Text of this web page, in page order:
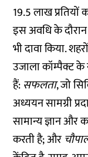
19.5 लाख प्रतियों
इस अवधि के दौरान
भी दावा किया.
उजाला कॉम्पैक्ट
हैं:सफलता, जो
अध्ययन सामग्री
सामान्य ज्ञान और
करती है; और